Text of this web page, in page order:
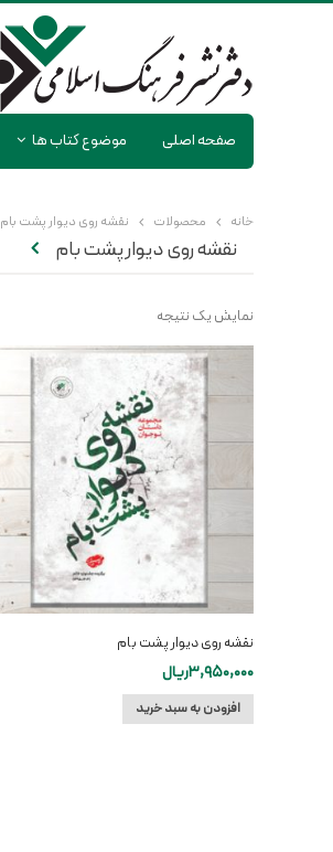
صفحه اصلی موضوع کتاب ها
خانه محصولات نقشه روی دیوار پشت بام
نقشه روی دیوار پشت بام
نمایش یک نتیجه
نقشه روی دیوار پشت بام
3,950,000ریال
افزودن به سبد خرید